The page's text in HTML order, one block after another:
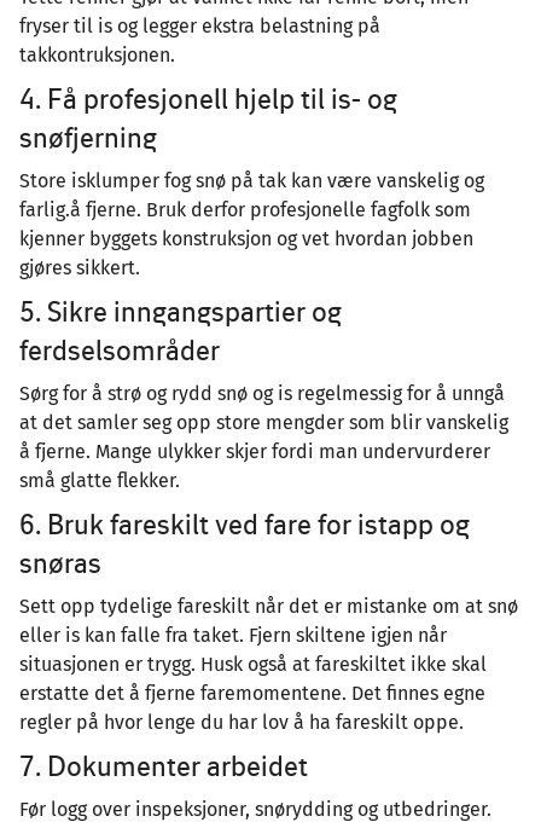
fryser til is og legger ekstra belastning på
takkontruksjonen.
4. Få profesjonell hjelp til is- og
snøfjerning
Store isklumper fog snø på tak kan være vanskelig og
farlig.å fjerne. Bruk derfor profesjonelle fagfolk som
kjenner byggets konstruksjon og vet hvordan jobben
gjøres sikkert.
5. Sikre inngangspartier og
ferdselsområder
Sørg for å strø og rydd snø og is regelmessig for å unngå
at det samler seg opp store mengder som blir vanskelig
å fjerne. Mange ulykker skjer fordi man undervurderer
små glatte flekker.
6. Bruk fareskilt ved fare for istapp og
snøras
Sett opp tydelige fareskilt når det er mistanke om at snø
eller is kan falle fra taket. Fjern skiltene igjen når
situasjonen er trygg. Husk også at fareskiltet ikke skal
erstatte det å fjerne faremomentene. Det finnes egne
regler på hvor lenge du har lov å ha fareskilt oppe.
7. Dokumenter arbeidet
Før logg over inspeksjoner, snørydding og utbedringer.